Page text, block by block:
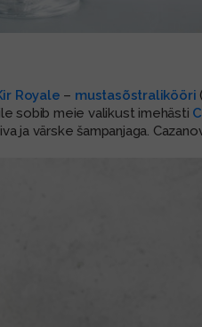
Royale – mustasõstralikööri
sobib meie valikust imehästi
ja värske šampanjaga.